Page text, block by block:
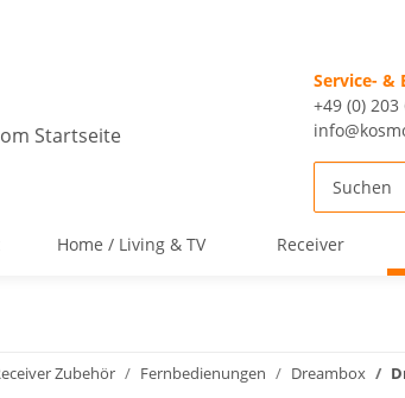
Service- &
+49 (0) 203
Home / Living & TV Receiver
Zubehör Fernbedienungen Dreambox